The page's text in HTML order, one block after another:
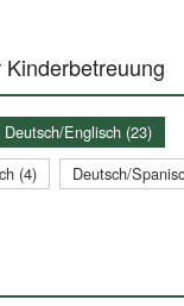
Deutsch/Englisch (23)
(4)
Deutsch/